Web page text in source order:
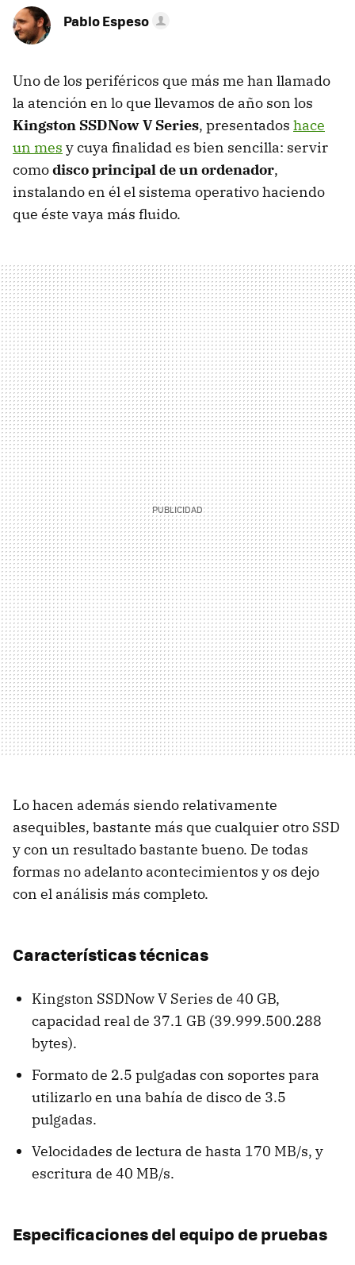
Pablo Espeso
Uno de los periféricos que más me han llamado
la atención en lo que llevamos de año son los
Kingston SSDNow V Series, presentados hace
un mes y cuya finalidad es bien sencilla: servir
comodisco principal de un ordenador,
instalando en él el sistema operativo haciendo
que éste vaya más fluido.
Lo hacen además siendo relativamente
asequibles, bastante más que cualquier otro SSD
y con un resultado bastante bueno. De todas
formas no adelanto acontecimientos y os dejo
con el análisis más completo.
Características técnicas
Kingston SSDNow V Series de 40 GB,
capacidad real de 37.1 GB (39.999.500.288
bytes).
Formato de 2.5 pulgadas con soportes para
utilizarlo en una bahía de disco de 3.5
pulgadas.
Velocidades de lectura de hasta 170 MB/s, y
escritura de 40 MB/s.
Especificaciones del equipo de pruebas